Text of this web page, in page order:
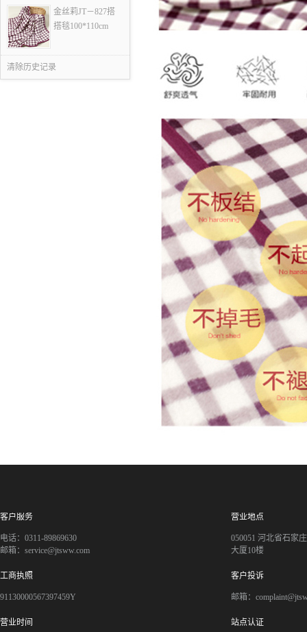
金丝莉JT－827搭
搭毯100*110cm
清除历史记录
客户服务
电话：0311-89869630
邮箱：service@jtsww.com
营业地点
050051 河北省石家
大厦10楼
工商执照
91130000567397459Y
客户投诉
邮箱：
营业时间 站点认证